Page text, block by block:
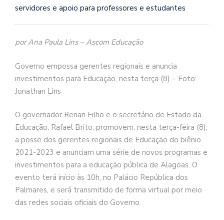
servidores e apoio para professores e estudantes
por Ana Paula Lins – Ascom Educação
Governo empossa gerentes regionais e anuncia
investimentos para Educação, nesta terça (8) – Foto:
Jonathan Lins
O governador Renan Filho e o secretário de Estado da
Educação, Rafael Brito, promovem, nesta terça-feira (8),
a posse dos gerentes regionais de Educação do biênio
2021-2023 e anunciam uma série de novos programas e
investimentos para a educação pública de Alagoas. O
evento terá início às 10h, no Palácio República dos
Palmares, e será transmitido de forma virtual por meio
das redes sociais oficiais do Governo.